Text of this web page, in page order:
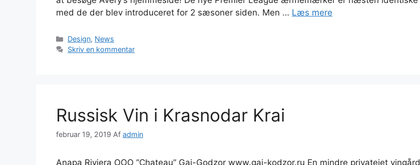
med de der blev introduceret for 2 sæsoner siden. Men … Læs mere
Kategorier
Design, News
Skriv en kommentar
Russisk Vin i Krasnodar Krai
februar 19, 2019 Af admin
Anapa Riviera OOO ”Chateau” Gai-Godzor www.gai-kodzor.ru En mindre privatejet vingård